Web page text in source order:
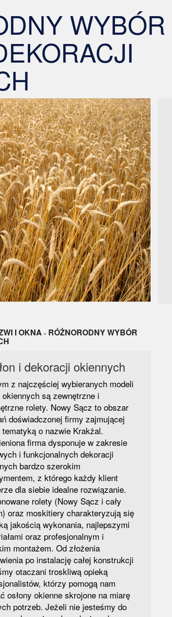
WYBÓR
I OKNA » RÓŻNORODNY WYBÓR
i dekoracji okiennych
z najczęściej wybieranych modeli
okiennych są zewnętrzne i
rolety. Nowy Sącz to obszar
doświadczonej firmy zajmującej
o nazwie Krakżal.
firma dysponuje w zakresie
i funkcjonalnych dekoracji
bardzo szerokim
z którego każdy klient
dla siebie idealne rozwiązanie.
rolety (Nowy Sącz i cały
oraz moskitiery charakteryzują się
jakością wykonania, najlepszymi
oraz profesjonalnym i
montażem. Od złożenia
po instalację całej konstrukcji
otaczani troskliwą opieką
którzy pomogą nam
osłony okienne skrojone na miarę
potrzeb. Jeżeli nie jesteśmy do